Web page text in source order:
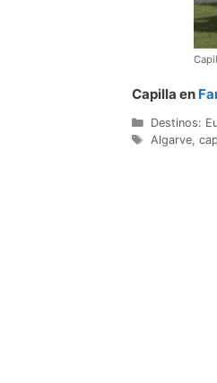
Capilla en
Categorías
Destinos:
Etiquetas
Algarve,